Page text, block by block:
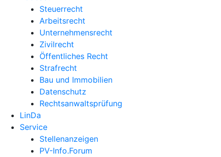
Steuerrecht
Arbeitsrecht
Unternehmens­recht
Zivilrecht
Öffentliches Recht
Strafrecht
Bau und Immobilien
Datenschutz
Rechtsanwalts­prüfung
LinDa
Service
Stellenanzeigen
PV-Info.Forum